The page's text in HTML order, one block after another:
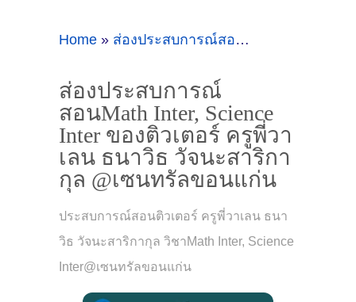
Home » ส่องประสบการณ์สอนMath
ส่องประสบการณ์
สอนMath Inter, Science
Inter ของติวเตอร์ ครูพี่วา
เลน ธนาวิธ วัจนะสาริกา
กุล @เซนทรัลขอนแก่น
ประสบการณ์สอนติวเตอร์ ครูพี่วาเลน ธนา
วิธ วัจนะสาริกากุล วิชาMath Inter, Science
Inter@เซนทรัลขอนแก่น